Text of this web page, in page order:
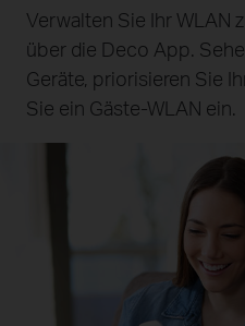
Verwalten Sie Ihr WLAN
über die Deco App.
Geräte, priorisieren Sie
Sie ein Gäste‑WLAN ein.